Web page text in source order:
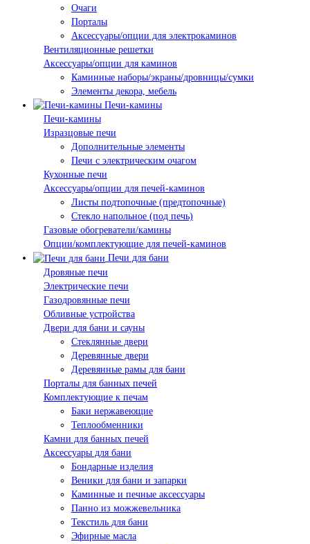
Очаги
Порталы
Аксессуары/опции для электрокаминов
Вентиляционные решетки
Аксессуары/опции для каминов
Каминные наборы/экраны/дровницы/сумки
Элементы декора, мебель
Печи-камины
Печи-камины
Изразцовые печи
Дополнительные элементы
Печи с электрическим очагом
Кухонные печи
Аксессуары/опции для печей-каминов
Листы подтопочные (предтопочные)
Стекло напольное (под печь)
Газовые обогреватели/камины
Опции/комплектующие для печей-каминов
Печи для бани
Дровяные печи
Электрические печи
Газодровянные печи
Обливные устройства
Двери для бани и сауны
Стеклянные двери
Деревянные двери
Деревянные рамы для бани
Порталы для банных печей
Комплектующие к печам
Баки нержавеющие
Теплообменники
Камни для банных печей
Аксессуары для бани
Бондарные изделия
Веники для бани и запарки
Каминные и печные аксессуары
Панно из можжевельника
Текстиль для бани
Эфирные масла